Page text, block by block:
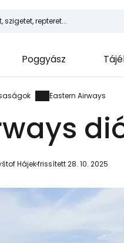
Poggyász
Eastern Airways
Hájekfrissített 28. 10. 2025